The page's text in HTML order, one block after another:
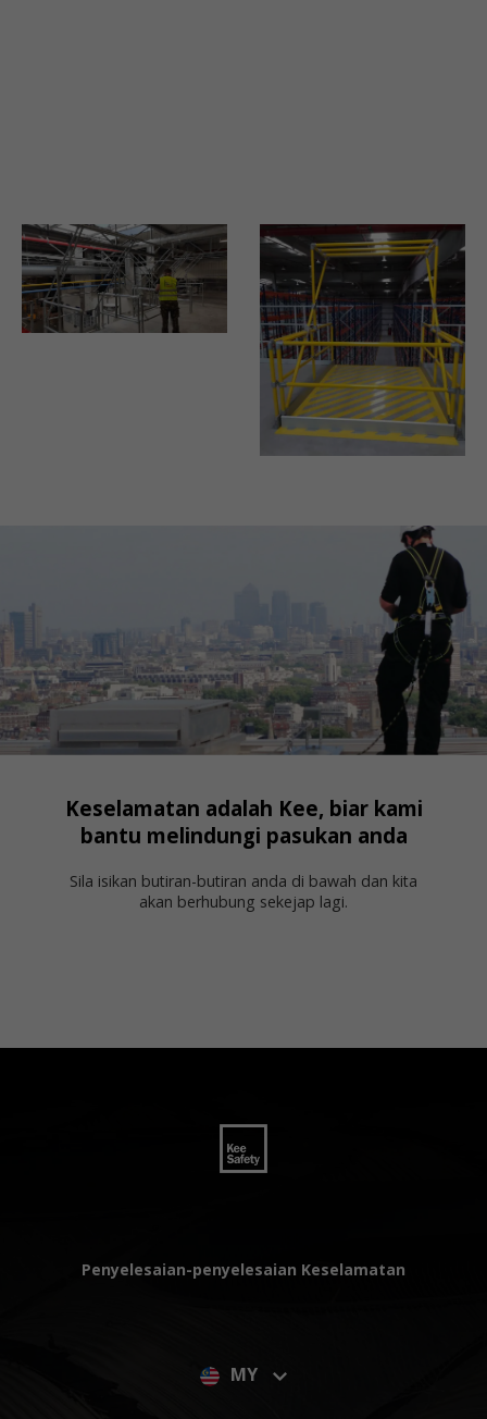
Keselamatan adalah Kee, biar kami
bantu melindungi pasukan anda
Sila isikan butiran-butiran anda di bawah dan kita
akan berhubung sekejap lagi.
Penyelesaian-penyelesaian Keselamatan
MY